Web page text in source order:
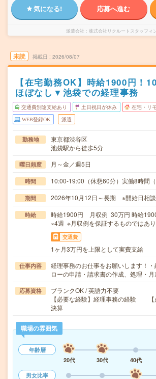
気になる! 応募へ進む
派遣会社 株式会社リクルートスタッフィ
未読 掲載日 2026/08/07
【在宅勤務OK】時給1900円！
ほぼなし▼池袋での経理事務
交通費別途支給あり 土日祝日が休み 在宅・リ
WEB登録OK 派遣
勤務地
東京都渋谷区
池袋駅から徒歩5分
曜日頻度 月～金／週5日
時間 10:00-19:00（休憩60分）実働8時間（
期間 2026年10月12日～長期 ※開始日相
時給
時給1900円 月収例 30万円 時給
×4週 ※月収例を保証するものではあり
交通費
1ヶ月3万円を上限として実費支給
仕事内容
経理事務のお仕事をお願いします！
ローの申請・請求書の作成、処理・
応募資格
ブランクOK / 英語力不要
【必要な経験】経理事務の経験 【
決算
職場の雰囲気
年齢層
20代
30代 40代
男女比率